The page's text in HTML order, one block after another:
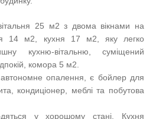
25 м2 з двома вікнами на
14 м2, кухня 17 м2, яку легко
кухню-вітальню, суміщений
комора 5 м2.
автономне опалення, є бойлер для
кондиціонер, меблі та побутова
у хорошому стані. Кухня